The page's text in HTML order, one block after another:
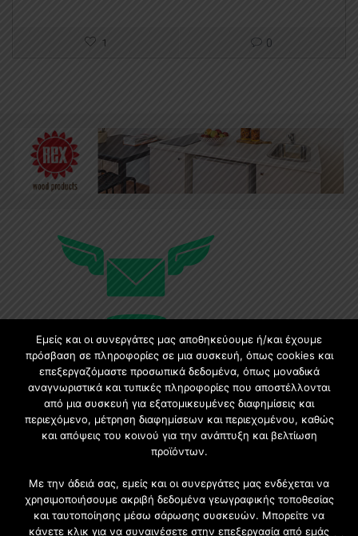
1 0
Εγγραφή στο Newsletter
Γίνετε μέλος της μεγαλύτερης διαδικτυακής κοινότητας, ειδικά
για αρχιτέκτονες, σχεδιαστές και λάτρεις της κατασκευής και
Εμείς και οι συνεργάτες μας αποθηκεύουμε ή/και έχουμε
πρόσβαση σε πληροφορίες σε μια συσκευή, όπως cookies και
επεξεργαζόμαστε προσωπικά δεδομένα, όπως μοναδικά
αναγνωριστικά και τυπικές πληροφορίες που αποστέλλονται
από μια συσκευή για εξατομικευμένες διαφημίσεις και
περιεχόμενο, μέτρηση διαφημίσεων και περιεχομένου, καθώς
και απόψεις του κοινού για την ανάπτυξη και βελτίωση
προϊόντων.
Με την άδειά σας, εμείς και οι συνεργάτες μας ενδέχεται να
χρησιμοποιήσουμε ακριβή δεδομένα γεωγραφικής τοποθεσίας
και ταυτοποίησης μέσω σάρωσης συσκευών. Μπορείτε να
κάνετε κλικ για να συναινέσετε στην επεξεργασία από εμάς